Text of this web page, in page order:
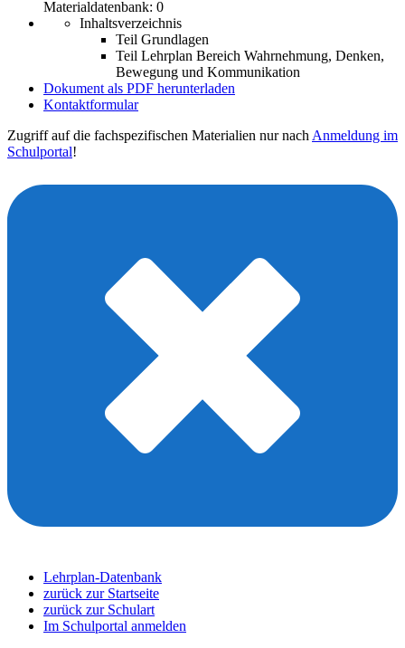
Materialdatenbank: 0
Inhaltsverzeichnis
Teil Grundlagen
Teil Lehrplan Bereich Wahrnehmung, Denken,
Bewegung und Kommunikation
Dokument als PDF herunterladen
Kontaktformular
Zugriff auf die fachspezifischen Materialien nur nach Anmeldung im
Schulportal!
Lehrplan-Datenbank
zurück zur Startseite
zurück zur Schulart
Im Schulportal anmelden